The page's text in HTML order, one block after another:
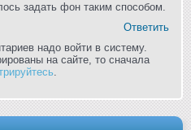
задать фон таким способом.
Ответить
надо войти в систему.
на сайте, то сначала
.